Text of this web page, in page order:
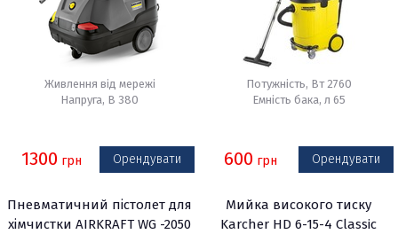
Живлення від мережі
Напруга, В 380
1300 грн Орендувати
Потужність, Вт 2760
Емність бака, л 65
600 грн Орендувати
Пневматичний пістолет для
хімчистки AIRKRAFT WG -2050
Мийка високого тиску
Karcher HD 6-15-4 Classic